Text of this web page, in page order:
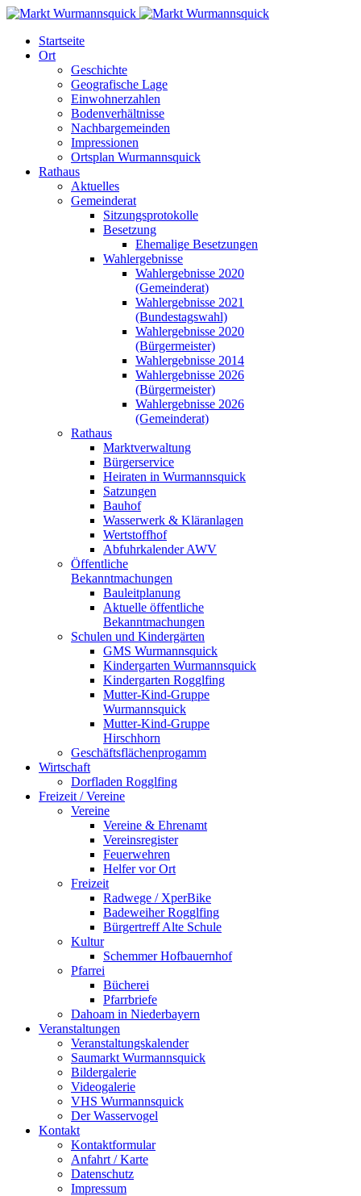
Startseite
Ort
Geschichte
Geografische Lage
Einwohnerzahlen
Bodenverhältnisse
Nachbargemeinden
Impressionen
Ortsplan Wurmannsquick
Rathaus
Aktuelles
Gemeinderat
Sitzungsprotokolle
Besetzung
Ehemalige Besetzungen
Wahlergebnisse
Wahlergebnisse 2020
(Gemeinderat)
Wahlergebnisse 2021
(Bundestagswahl)
Wahlergebnisse 2020
(Bürgermeister)
Wahlergebnisse 2014
Wahlergebnisse 2026
(Bürgermeister)
Wahlergebnisse 2026
(Gemeinderat)
Rathaus
Marktverwaltung
Bürgerservice
Heiraten in Wurmannsquick
Satzungen
Bauhof
Wasserwerk & Kläranlagen
Wertstoffhof
Abfuhrkalender AWV
Öffentliche
Bekanntmachungen
Bauleitplanung
Aktuelle öffentliche
Bekanntmachungen
Schulen und Kindergärten
GMS Wurmannsquick
Kindergarten Wurmannsquick
Kindergarten Rogglfing
Mutter-Kind-Gruppe
Wurmannsquick
Mutter-Kind-Gruppe
Hirschhorn
Geschäftsflächenprogamm
Wirtschaft
Dorfladen Rogglfing
Freizeit / Vereine
Vereine
Vereine & Ehrenamt
Vereinsregister
Feuerwehren
Helfer vor Ort
Freizeit
Radwege / XperBike
Badeweiher Rogglfing
Bürgertreff Alte Schule
Kultur
Schemmer Hofbauernhof
Pfarrei
Bücherei
Pfarrbriefe
Dahoam in Niederbayern
Veranstaltungen
Veranstaltungskalender
Saumarkt Wurmannsquick
Bildergalerie
Videogalerie
VHS Wurmannsquick
Der Wasservogel
Kontakt
Kontaktformular
Anfahrt / Karte
Datenschutz
Impressum